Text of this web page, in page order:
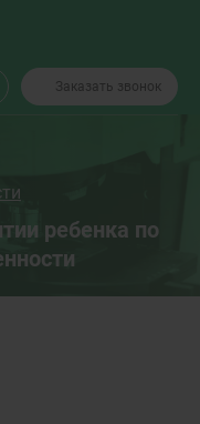
Заказать звонок
ребенка по